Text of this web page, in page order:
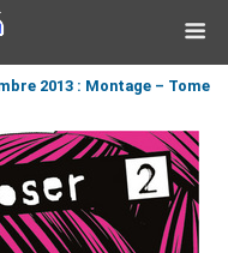
2013 : Montage – Tome